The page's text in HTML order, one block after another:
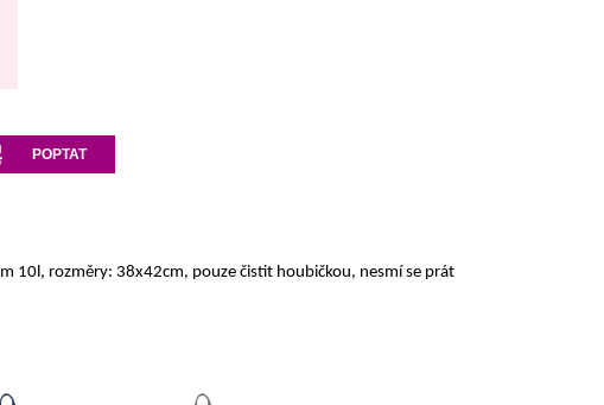
POPTAT
10l, rozměry: 38x42cm, pouze čistit houbičkou, nesmí se prát